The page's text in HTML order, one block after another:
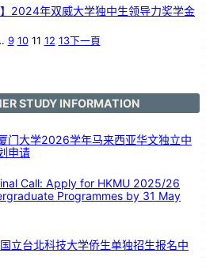
】2024年双威大学独中生领导力奖学金
9 10 11 12 13下一頁
STUDY INFORMATION
门大学2026学年马来西亚华文独立中
申请
Call: Apply for HKMU 2025/26
Programmes by 31 May
国立台北科技大学侨生单独招生报名中